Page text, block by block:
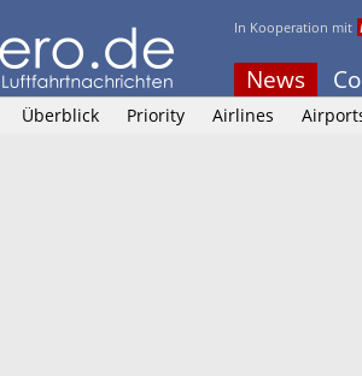
In Kooperation mit
News
Überblick Priority Airlines